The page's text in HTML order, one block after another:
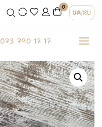
0
UA/RU
073 790 17 17